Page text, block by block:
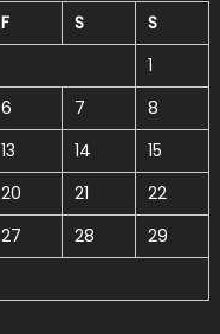
F S
S
1
6 7
8
13 14
15
20 21
22
27 28
29